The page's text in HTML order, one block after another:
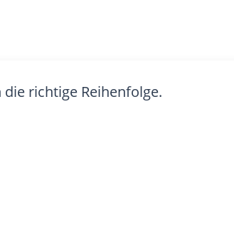
richtige Reihenfolge.